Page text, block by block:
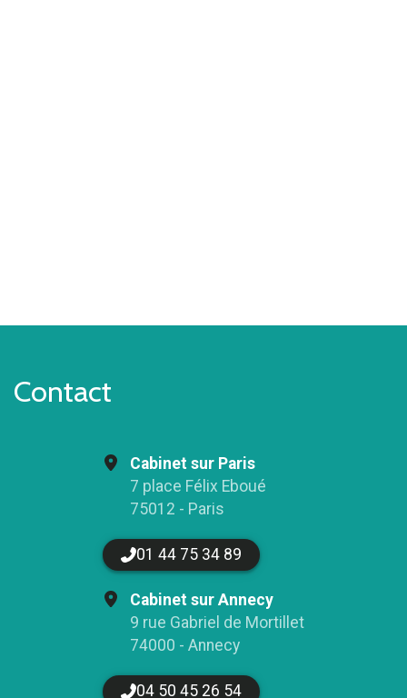
Contact
Cabinet sur Paris
7 place Félix Eboué
75012 - Paris
01 44 75 34 89
Cabinet sur Annecy
9 rue Gabriel de Mortillet
74000 - Annecy
04 50 45 26 54